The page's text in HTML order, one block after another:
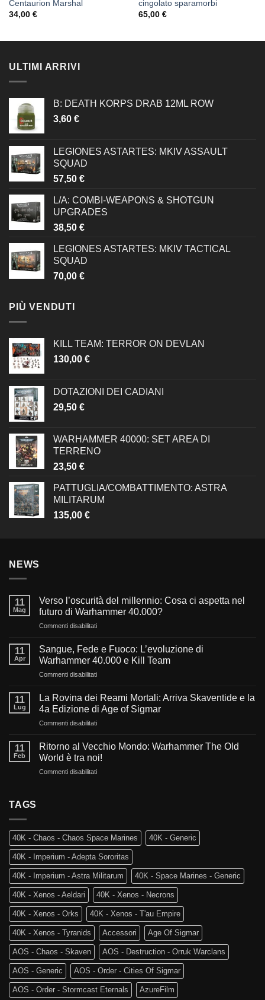
Centaurion Marshal
34,00 €
cingolato sparamorbi
65,00 €
ULTIMI ARRIVI
B: DEATH KORPS DRAB 12ML ROW
3,60 €
LEGIONES ASTARTES: MKIV ASSAULT
SQUAD
57,50 €
L/A: COMBI-WEAPONS & SHOTGUN
UPGRADES
38,50 €
LEGIONES ASTARTES: MKIV TACTICAL
SQUAD
70,00 €
PIÙ VENDUTI
KILL TEAM: TERROR ON DEVLAN
130,00 €
DOTAZIONI DEI CADIANI
29,50 €
WARHAMMER 40000: SET AREA DI
TERRENO
23,50 €
PATTUGLIA/COMBATTIMENTO: ASTRA
MILITARUM
135,00 €
NEWS
11
Mag
Verso l’oscurità del millennio: Cosa ci aspetta nel
futuro di Warhammer 40.000?
Commenti disabilitatisu
l’oscurità
del
millennio:
Cosa
aspetta
nel
futuro
di
40.000?
11
Apr
Sangue, Fede e Fuoco: L’evoluzione di
Warhammer 40.000 e Kill Team
Commenti disabilitatisu
Fede
e
Fuoco:
L’evoluzione
Warhammer
40.000
Kill
11
Lug
La Rovina dei Reami Mortali: Arriva Skaventide e la
4a Edizione di Age of Sigmar
Commenti disabilitatisu
Rovina
dei
Reami
Mortali:
Edizione
Age
of
Sigmar
11
Feb
Ritorno al Vecchio Mondo: Warhammer The Old
World è tra noi!
Commenti disabilitatisu
The
Old
World
è
tra
noi!
TAGS
40K - Chaos - Chaos Space Marines 40K - Generic
40K - Imperium - Adepta Sororitas
40K - Imperium - Astra Militarum 40K - Space Marines - Generic
40K - Xenos - Aeldari 40K - Xenos - Necrons
40K - Xenos - Orks 40K - Xenos - T'au Empire
40K - Xenos - Tyranids Accessori Age Of Sigmar
AOS - Chaos - Skaven AOS - Destruction - Orruk Warclans
AOS - Generic AOS - Order - Cities Of Sigmar
AOS - Order - Stormcast Eternals AzureFilm